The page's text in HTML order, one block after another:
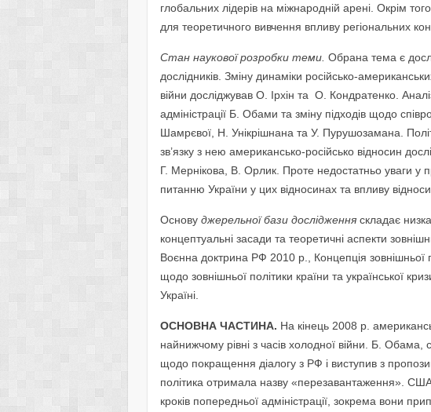
глобальних лідерів на міжнародній арені. Окрім
для теоретичного вивчення впливу регіональних
Стан наукової розробки теми. Обрана тема є
дослідників. Зміну динаміки російсько-
війни досліджував О. Ірхін та О. Кондратенко.
адміністрації Б. Обами та зміну підходів щодо
Шамрєвої, Н. Унікрішнана та У. Пурушозамана.
зв’язку з нею американсько-російсько відносин
Г. Мернікова, В. Орлик. Проте недостатньо уваги у
питанню України у цих відносинах та впливу
Основуджерельної бази дослідження складає
концептуальні засади та теоретичні аспекти
Воєнна доктрина РФ 2010 р., Концепція
щодо зовнішньої політики країни та української
Україні.
ОСНОВНА ЧАСТИНА. На кінець 2008 р.
найнижчому рівні з часів холодної війни. Б. Обама,
щодо покращення діалогу з РФ і виступив з
політика отримала назву «перезавантаження».
кроків попередньої адміністрації, зокрема вони